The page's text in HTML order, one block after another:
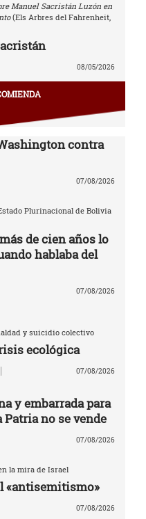
Manuel Sacristán Luzón en
(Els Arbres del Fahrenheit,
08/05/2026
contra
07/08/2026
Plurinacional de Bolivia
de cien años lo
hablaba del
07/08/2026
y suicidio colectivo
ecológica
| 07/08/2026
y embarrada para
no se vende
07/08/2026
la mira de Israel
«antisemitismo»
07/08/2026